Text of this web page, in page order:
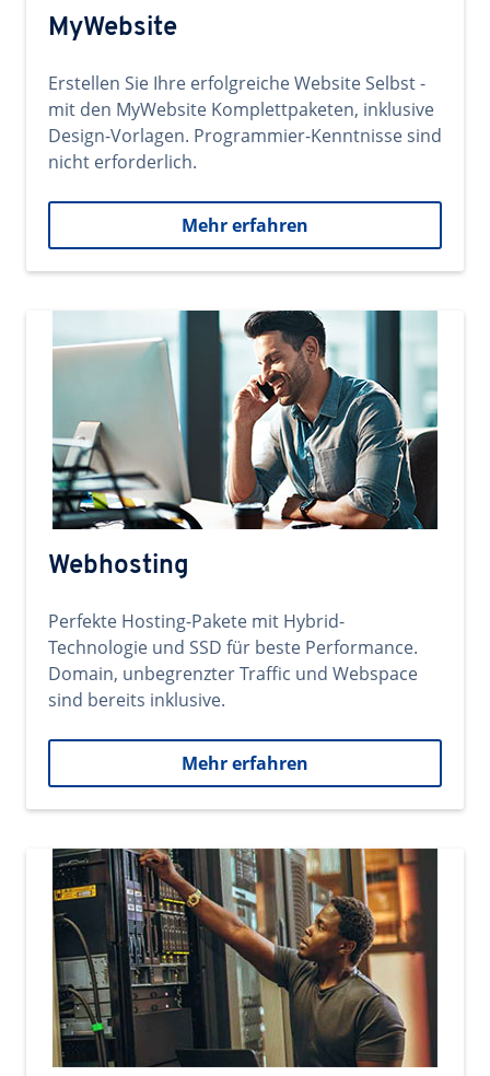
MyWebsite
Erstellen Sie Ihre erfolgreiche Website Selbst -
mit den MyWebsite Komplettpaketen, inklusive
Design-Vorlagen. Programmier-Kenntnisse sind
nicht erforderlich.
Mehr erfahren
Webhosting
Perfekte Hosting-Pakete mit Hybrid-
Technologie und SSD für beste Performance.
Domain, unbegrenzter Traffic und Webspace
sind bereits inklusive.
Mehr erfahren